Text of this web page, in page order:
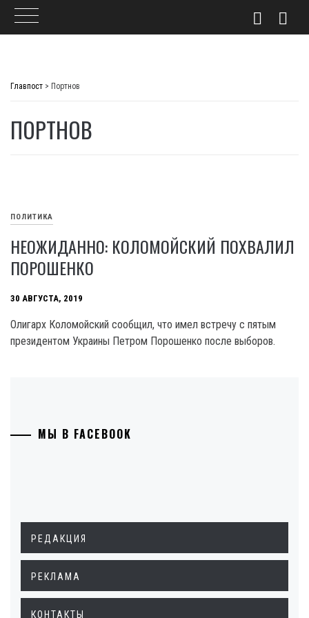
Главпост > Портнов
ПОРТНОВ
ПОЛИТИКА
НЕОЖИДАННО: КОЛОМОЙСКИЙ ПОХВАЛИЛ
ПОРОШЕНКО
30 АВГУСТА, 2019
Олигарх Коломойский сообщил, что имел встречу с пятым
президентом Украины Петром Порошенко после выборов.
МЫ В FACEBOOK
РЕДАКЦИЯ
РЕКЛАМА
КОНТАКТЫ